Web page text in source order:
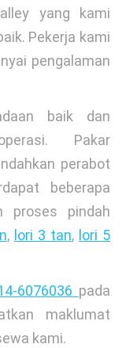
yang kami
Pekerja kami
pengalaman
baik dan
Pakar
perabot
beberapa
proses pindah
, lori 3 tan, lori 5
6076036 pada
maklumat
kami.